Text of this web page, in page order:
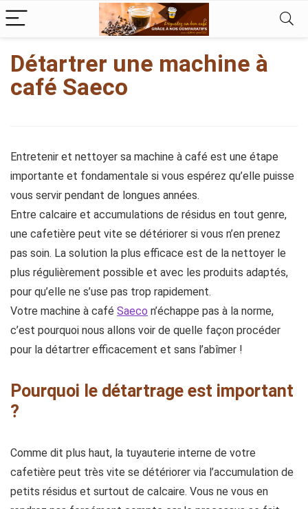
Détartrer une machine à
café Saeco
Entretenir et nettoyer sa machine à café est une étape
importante et fondamentale si vous espérez qu’elle puisse
vous servir pendant de longues années.
Entre calcaire et accumulations de résidus en tout genre,
une cafetière peut vite se détériorer si vous n’en prenez
pas soin. La solution la plus efficace est de la nettoyer le
plus régulièrement possible et avec les produits adaptés,
pour qu’elle ne s’use pas trop rapidement.
Votre machine à café Saeco n’échappe pas à la norme,
c’est pourquoi nous allons voir de quelle façon procéder
pour la détartrer efficacement et sans l’abîmer !
Pourquoi le détartrage est important
?
Comme dit plus haut, la tuyauterie interne de votre
cafetière peut très vite se détériorer via l’accumulation de
petits résidus et surtout de calcaire. Vous ne vous en